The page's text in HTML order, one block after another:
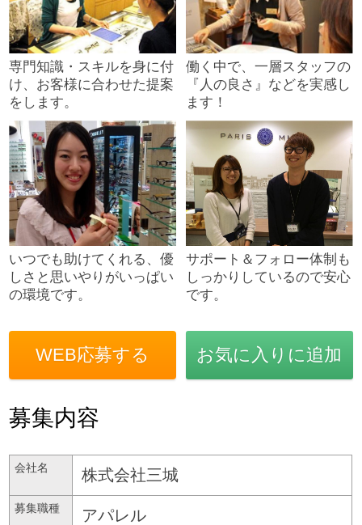
専門知識・スキルを身に付
け、お客様に合わせた提案
をします。
働く中で、一層スタッフの
『人の良さ』などを実感し
ます！
いつでも助けてくれる、優
しさと思いやりがいっぱい
の環境です。
サポート＆フォロー体制も
しっかりしているので安心
です。
WEB応募する お気に入りに追加
募集内容
会社名 株式会社三城
募集職種 アパレル